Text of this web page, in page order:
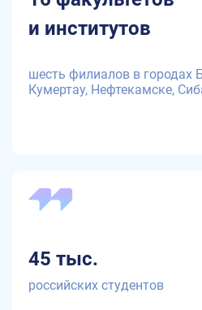
и институтов
шесть филиалов в городах
Кумертау, Нефтекамске,
45 тыс.
российских студентов